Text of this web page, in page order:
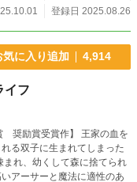
登録日 2025.08.26
気に入り追加 4,914
イフ
受賞作】 王家の血を
る双子に生まれてしまった
アーサーと魔法に適性のあ